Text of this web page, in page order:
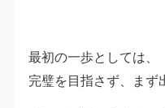
最初の一歩としては、
完璧を目指さず、まず